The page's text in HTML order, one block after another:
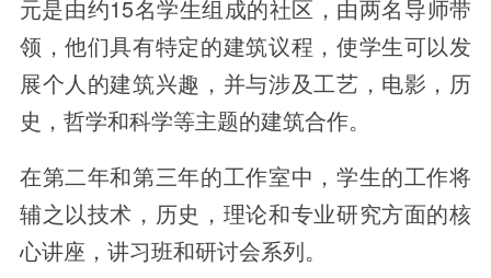
元是由约15名学生组成的社区，由两名导师带
领，他们具有特定的建筑议程，使学生可以发
展个人的建筑兴趣，并与涉及工艺，电影，历
史，哲学和科学等主题的建筑合作。
在第二年和第三年的工作室中，学生的工作将
辅之以技术，历史，理论和专业研究方面的核
心讲座，讲习班和研讨会系列。